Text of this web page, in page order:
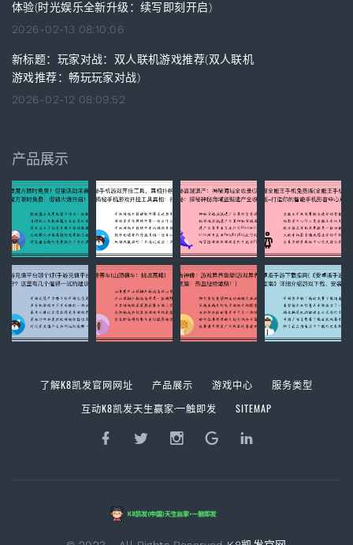
体验(时光娱乐全新升级：续写即刻开启)
2026-02-13 08:10:06
新标题：玩家对战：双人联机游戏推荐(双人联机
游戏推荐：畅玩玩家对战)
2026-02-12 08:09:52
产品展示
了解K8凯发官网网址 产品展示 游戏中心
服务类型
互动K8凯发天生赢家·一触即发
SITEMAP